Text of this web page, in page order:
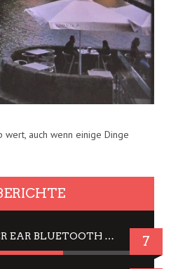
wert, auch wenn einige Dinge
JBL TUNE 720BT: OVER EAR BLUETOOTH KOPFHÖRER UM DIE 50,-€ IM DAUER-TEST 7